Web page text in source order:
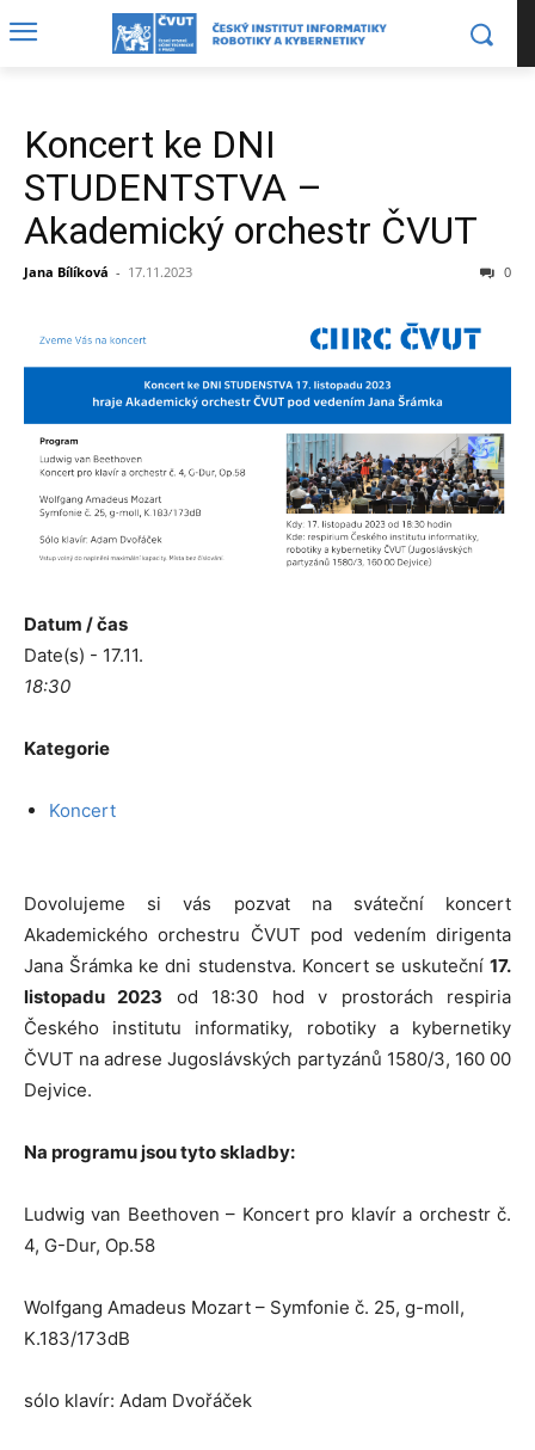
Koncert ke DNI
STUDENTSTVA –
Akademický orchestr ČVUT
Jana Bílíková - 17.11.2023 0
Datum / čas
Date(s) - 17.11.
18:30
Kategorie
Koncert
Dovolujeme si vás pozvat na sváteční koncert
Akademického orchestru ČVUT pod vedením dirigenta
Jana Šrámka ke dni studenstva. Koncert se uskuteční 17.
listopadu 2023 od 18:30 hod v prostorách respiria
Českého institutu informatiky, robotiky a kybernetiky
ČVUT na adrese Jugoslávských partyzánů 1580/3, 160 00
Dejvice.
Na programu jsou tyto skladby:
Ludwig van Beethoven – Koncert pro klavír a orchestr č.
4, G-Dur, Op.58
Wolfgang Amadeus Mozart – Symfonie č. 25, g-moll,
K.183/173dB
sólo klavír: Adam Dvořáček